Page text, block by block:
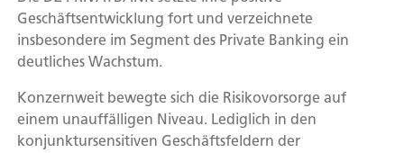
Geschäftsentwicklung fort und verzeichnete
insbesondere im Segment des Private Banking ein
deutliches Wachstum.
Konzernweit bewegte sich die Risikovorsorge auf
einem unauffälligen Niveau. Lediglich in den
konjunktursensitiven Geschäftsfeldern der